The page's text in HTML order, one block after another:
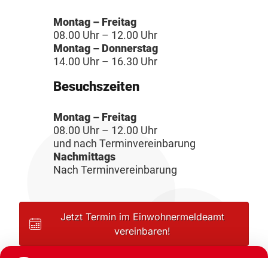
Montag – Freitag
08.00 Uhr – 12.00 Uhr
Montag – Donnerstag
14.00 Uhr – 16.30 Uhr
Besuchszeiten
Montag – Freitag
08.00 Uhr – 12.00 Uhr
und nach Terminvereinbarung
Nachmittags
Nach Terminvereinbarung
Jetzt Termin im Einwohnermeldeamt
vereinbaren!